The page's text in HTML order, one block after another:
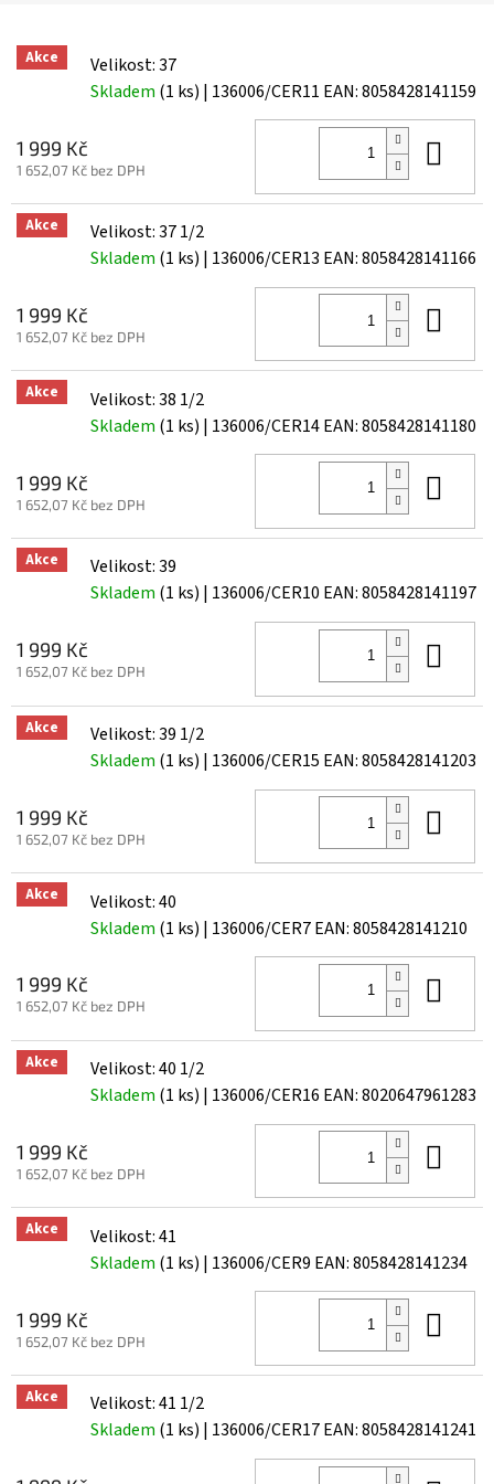
Akce
Velikost: 37
Skladem (1 ks) | 136006/CER11 EAN:8058428141159
1 999 Kč
1 652,07 Kč bez DPH
Akce
Velikost: 37 1/2
Skladem (1 ks) | 136006/CER13 EAN:8058428141166
1 999 Kč
1 652,07 Kč bez DPH
Akce
Velikost: 38 1/2
Skladem (1 ks) | 136006/CER14EAN:8058428141180
1 999 Kč
1 652,07 Kč bez DPH
Akce
Velikost: 39
Skladem (1 ks) | 136006/CER10 EAN:8058428141197
1 999 Kč
1 652,07 Kč bez DPH
Akce
Velikost: 39 1/2
Skladem (1 ks) | 136006/CER15 EAN:8058428141203
1 999 Kč
1 652,07 Kč bez DPH
Akce
Velikost: 40
Skladem (1 ks) | 136006/CER7EAN:8058428141210
1 999 Kč
1 652,07 Kč bez DPH
Akce
Velikost: 40 1/2
Skladem (1 ks) | 136006/CER16 EAN:8020647961283
1 999 Kč
1 652,07 Kč bez DPH
Akce
Velikost: 41
Skladem (1 ks) | 136006/CER9 EAN:8058428141234
1 999 Kč
1 652,07 Kč bez DPH
Akce
Velikost: 41 1/2
Skladem (1 ks) | 136006/CER17EAN:8058428141241